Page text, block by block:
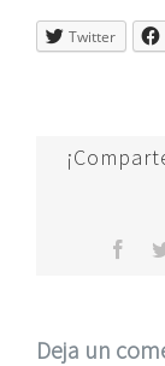
Twitter
Deja un